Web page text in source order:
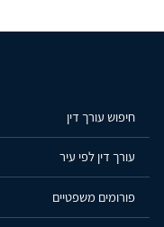
חיפוש עורך דין
עורך דין לפי עיר
פורומים משפטיים